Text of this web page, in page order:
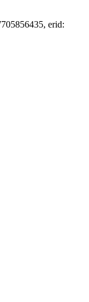
erid: